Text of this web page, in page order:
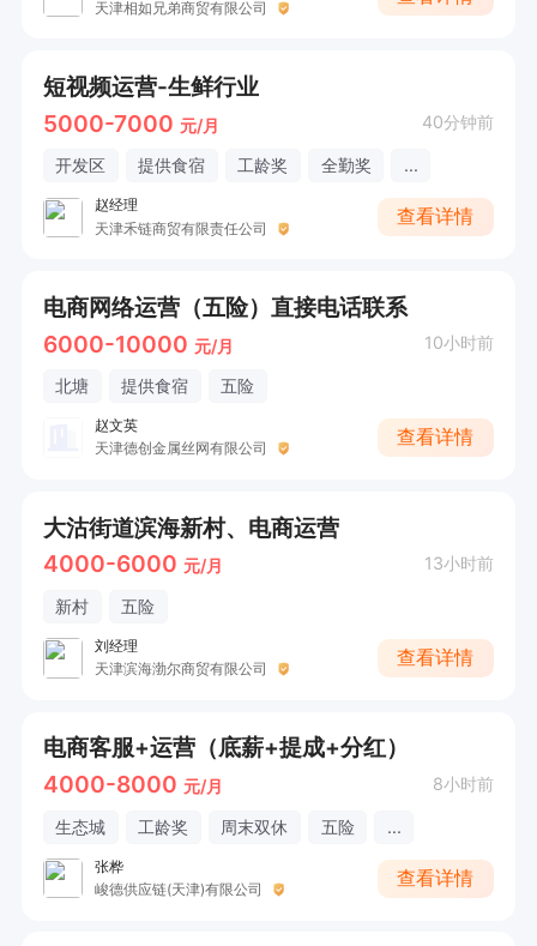
天津相如兄弟商贸有限公司
短视频运营-生鲜行业
5000-7000 元/月 40分钟前
开发区 提供食宿 工龄奖 全勤奖 ...
赵经理
天津禾链商贸有限责任公司
查看详情
电商网络运营（五险）直接电话联系
6000-10000 元/月 10小时前
北塘 提供食宿 五险
赵文英
天津德创金属丝网有限公司
查看详情
大沽街道滨海新村、电商运营
4000-6000 元/月 13小时前
新村 五险
刘经理
天津滨海渤尔商贸有限公司
查看详情
电商客服+运营（底薪+提成+分红）
4000-8000 元/月 8小时前
生态城 工龄奖 周末双休 五险 ...
张桦
峻德供应链(天津)有限公司
查看详情